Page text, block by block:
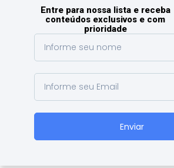
Enviar
Entre para nossa lista e receba
conteúdos exclusivos e com
prioridade